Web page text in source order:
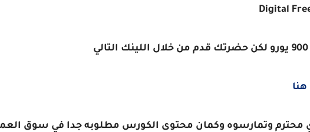
محترم وتمارسوه وكمان محتوى الكورس مطلوبه جدا في سوق